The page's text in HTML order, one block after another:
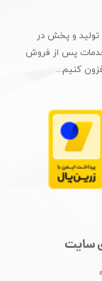
تولید و پخش در
پس از فروش
کنیم...​​​​​​​
سایت